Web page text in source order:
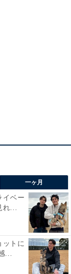
一ヶ月
イベー
れ...
ットに
...